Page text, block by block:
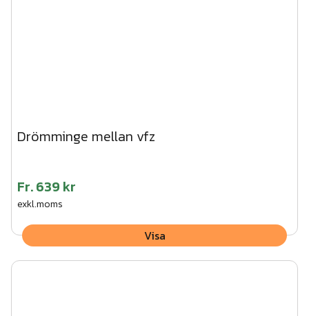
Drömminge mellan vfz
Fr.639 kr
exkl.moms
Visa